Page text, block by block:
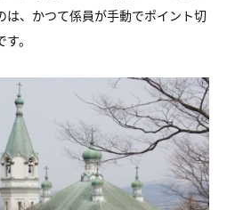
は、かつて係員が手動でポイント切
。